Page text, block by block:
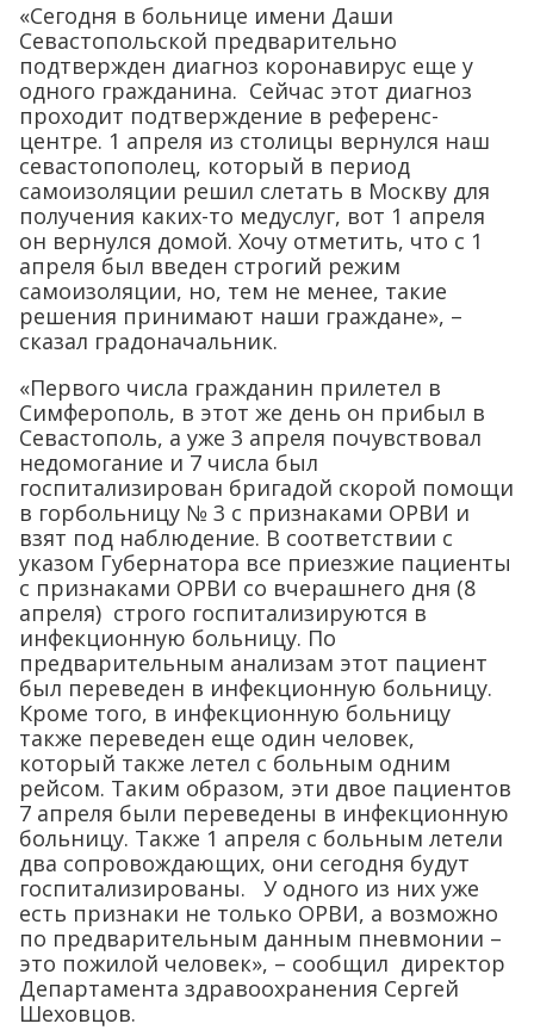
«Сегодня в больнице имени Даши
Севастопольской предварительно
подтвержден диагноз коронавирус еще у
одного гражданина. Сейчас этот диагноз
проходит подтверждение в референс-
центре. 1 апреля из столицы вернулся наш
севастопополец, который в период
самоизоляции решил слетать в Москву для
получения каких-то медуслуг, вот 1 апреля
он вернулся домой. Хочу отметить, что с 1
апреля был введен строгий режим
самоизоляции, но, тем не менее, такие
решения принимают наши граждане», –
сказал градоначальник.
«Первого числа гражданин прилетел в
Симферополь, в этот же день он прибыл в
Севастополь, а уже 3 апреля почувствовал
недомогание и 7 числа был
госпитализирован бригадой скорой помощи
в горбольницу № 3 с признаками ОРВИ и
взят под наблюдение. В соответствии с
указом Губернатора все приезжие пациенты
с признаками ОРВИ со вчерашнего дня (8
апреля) строго госпитализируются в
инфекционную больницу. По
предварительным анализам этот пациент
был переведен в инфекционную больницу.
Кроме того, в инфекционную больницу
также переведен еще один человек,
который также летел с больным одним
рейсом. Таким образом, эти двое пациентов
7 апреля были переведены в инфекционную
больницу. Также 1 апреля с больным летели
два сопровождающих, они сегодня будут
госпитализированы. У одного из них уже
есть признаки не только ОРВИ, а возможно
по предварительным данным пневмонии –
это пожилой человек», – сообщил директор
Департамента здравоохранения Сергей
Шеховцов.